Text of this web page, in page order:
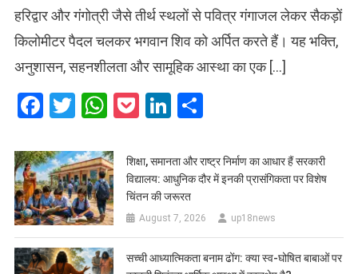
हरिद्वार और गंगोत्री जैसे तीर्थ स्थलों से पवित्र गंगाजल लेकर सैकड़ों
किलोमीटर पैदल चलकर भगवान शिव को अर्पित करते हैं। यह भक्ति,
अनुशासन, सहनशीलता और सामूहिक आस्था का एक […]
Facebook
Twitter
WhatsApp
PocketLinkedIn
शिक्षा, समानता और राष्ट्र निर्माण का आधार हैं सरकारी
विद्यालय: आधुनिक दौर में इनकी प्रासंगिकता पर विशेष
चिंतन की जरूरत
August 7, 2026 up18news
सच्ची आध्यात्मिकता बनाम ढोंग: क्या स्व-घोषित बाबाओं पर